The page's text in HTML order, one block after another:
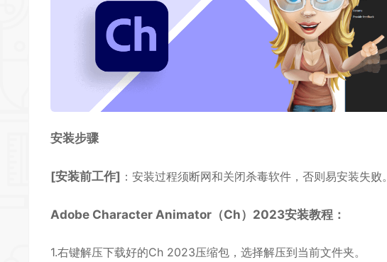
安装步骤
[安装前工作] ：安装过程须断网和关闭杀毒软件，否则易安装失败。
Adobe Character Animator（Ch）2023安装教程：
1.右键解压下载好的Ch 2023压缩包，选择解压到当前文件夹。